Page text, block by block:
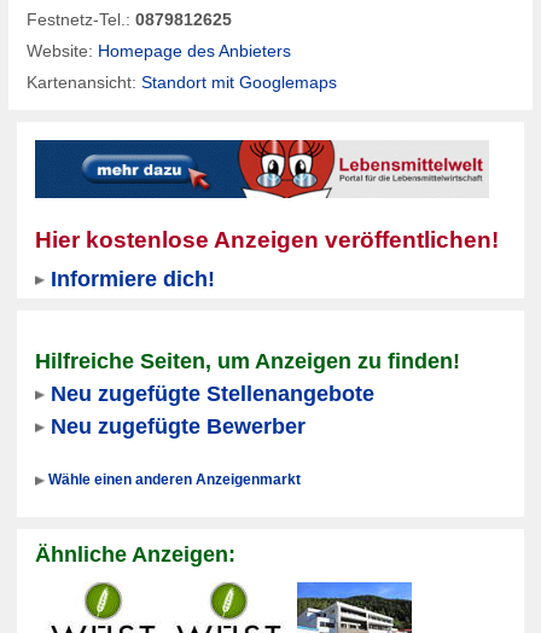
Festnetz-Tel.: 0879812625
Website: Homepage des Anbieters
Kartenansicht: Standort mit Googlemaps
Hier kostenlose Anzeigen veröffentlichen!
Informiere dich!
Hilfreiche Seiten, um Anzeigen zu finden!
Neu zugefügte Stellenangebote
Neu zugefügte Bewerber
Wähle einen anderen Anzeigenmarkt
Ähnliche Anzeigen: